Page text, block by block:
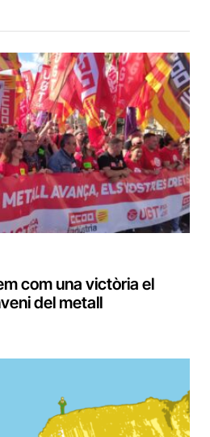
com una victòria el
del metall